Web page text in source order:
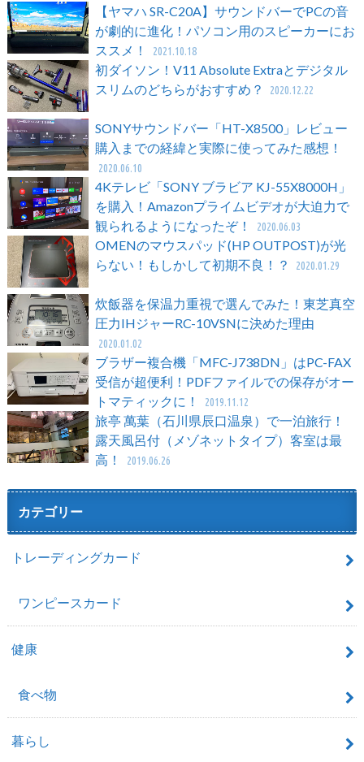
【ヤマハ SR-C20A】サウンドバーでPCの音
が劇的に進化！パソコン用のスピーカーにお
ススメ！
2021.10.18
初ダイソン！V11 Absolute Extraとデジタル
スリムのどちらがおすすめ？
2020.12.22
SONYサウンドバー「HT-X8500」レビュー
購入までの経緯と実際に使ってみた感想！
2020.06.10
4Kテレビ「SONY ブラビア KJ-55X8000H」
を購入！Amazonプライムビデオが大迫力で
観られるようになったぞ！
2020.06.03
OMENのマウスパッド(HP OUTPOST)が光
らない！もしかして初期不良！？
2020.01.29
炊飯器を保温力重視で選んでみた！東芝真空
圧力IHジャーRC-10VSNに決めた理由
2020.01.02
ブラザー複合機「MFC-J738DN」はPC-FAX
受信が超便利！PDFファイルでの保存がオー
トマティックに！
2019.11.12
旅亭 萬葉（石川県辰口温泉）で一泊旅行！
露天風呂付（メゾネットタイプ）客室は最
高！
2019.06.26
カテゴリー
トレーディングカード
ワンピースカード
健康
食べ物
暮らし